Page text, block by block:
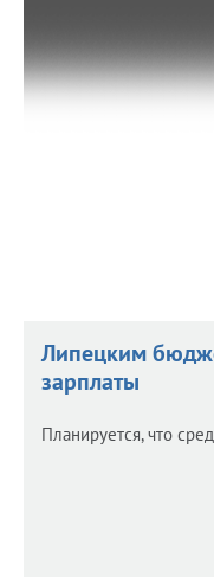
Липецким
зарплаты
Планируется, что